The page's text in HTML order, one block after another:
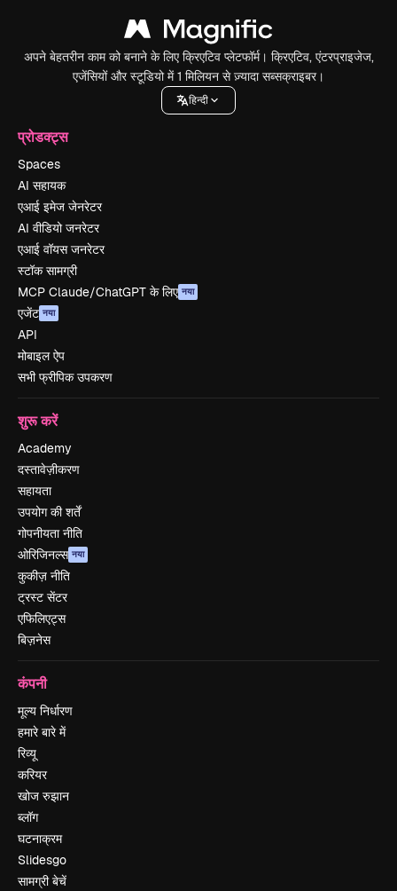
अपने बेहतरीन काम को बनाने के लिए क्रिएटिव प्लेटफॉर्म। क्रिएटिव, एंटरप्राइजेज,
एजेंसियों और स्टूडियो में 1 मिलियन से ज़्यादा सब्सक्राइबर।
हिन्दी
प्रोडक्ट्स
Spaces
AI सहायक
एआई इमेज जेनरेटर
AI वीडियो जनरेटर
एआई वॉयस जनरेटर
स्टॉक सामग्री
MCP Claude/ChatGPT के लिए नया
एजेंट नया
API
मोबाइल ऐप
सभी फ्रीपिक उपकरण
शुरू करें
Academy
दस्तावेज़ीकरण
सहायता
उपयोग की शर्तें
गोपनीयता नीति
ओरिजिनल्स नया
कुकीज़ नीति
ट्रस्ट सेंटर
एफिलिएट्स
बिज़नेस
कंपनी
मूल्य निर्धारण
हमारे बारे में
रिव्यू
करियर
खोज रुझान
ब्लॉग
घटनाक्रम
Slidesgo
सामग्री बेचें